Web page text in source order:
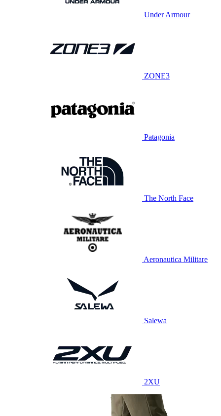
Under Armour
ZONE3
Patagonia
The North Face
Aeronautica Militare
Salewa
2XU